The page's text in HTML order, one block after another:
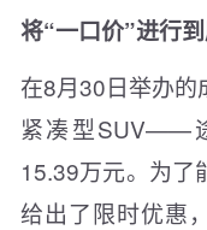
将“一口价”进行
在8月30日举办
紧凑型SUV——
15.39万元。为了
给出了限时优惠